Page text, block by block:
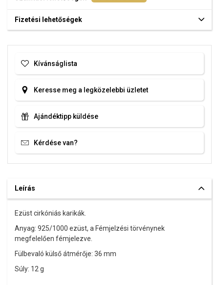
Fizetési lehetőségek
Kívánságlista
Keresse meg a legközelebbi üzletet
Ajándéktipp küldése
Kérdése van?
Leírás
Ezüst cirkóniás karikák.
Anyag: 925/1000 ezüst, a Fémjelzési törvénynek
megfelelően fémjelezve.
Fülbevaló külső átmérője: 36 mm
Súly: 12 g